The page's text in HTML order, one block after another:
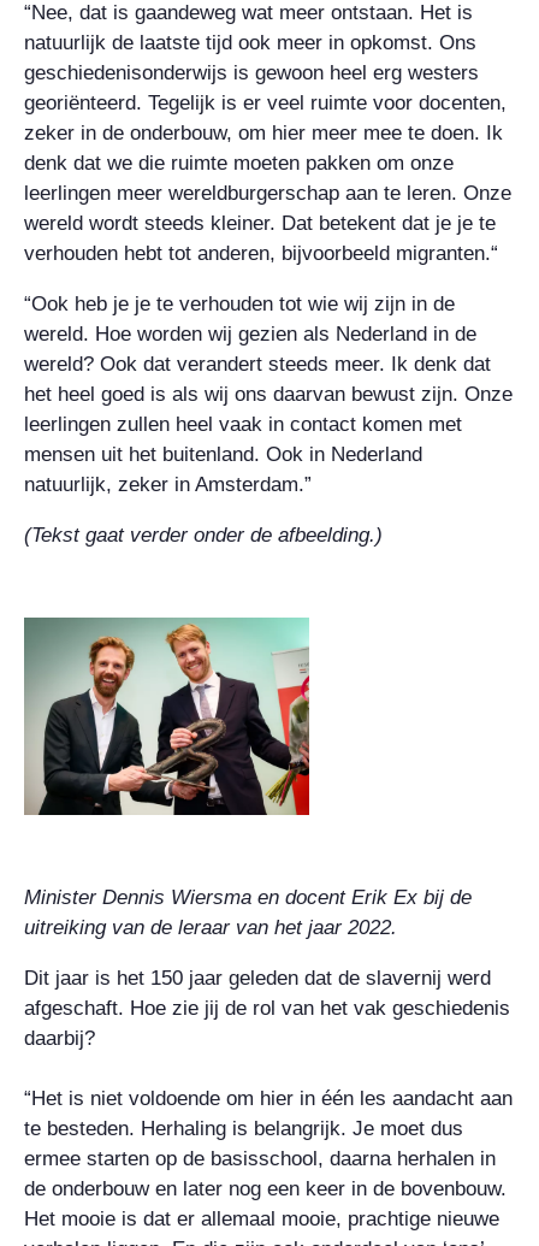
“Nee, dat is gaandeweg wat meer ontstaan. Het is
natuurlijk de laatste tijd ook meer in opkomst. Ons
geschiedenisonderwijs is gewoon heel erg westers
georiënteerd. Tegelijk is er veel ruimte voor docenten,
zeker in de onderbouw, om hier meer mee te doen. Ik
denk dat we die ruimte moeten pakken om onze
leerlingen meer wereldburgerschap aan te leren. Onze
wereld wordt steeds kleiner. Dat betekent dat je je te
verhouden hebt tot anderen, bijvoorbeeld migranten.“
“Ook heb je je te verhouden tot wie wij zijn in de
wereld. Hoe worden wij gezien als Nederland in de
wereld? Ook dat verandert steeds meer. Ik denk dat
het heel goed is als wij ons daarvan bewust zijn. Onze
leerlingen zullen heel vaak in contact komen met
mensen uit het buitenland. Ook in Nederland
natuurlijk, zeker in Amsterdam.”
(Tekst gaat verder onder de afbeelding.)
Minister Dennis Wiersma en docent Erik Ex bij de
uitreiking van de leraar van het jaar 2022.
Dit jaar is het 150 jaar geleden dat de slavernij werd
afgeschaft. Hoe zie jij de rol van het vak geschiedenis
daarbij?
“Het is niet voldoende om hier in één les aandacht aan
te besteden. Herhaling is belangrijk. Je moet dus
ermee starten op de basisschool, daarna herhalen in
de onderbouw en later nog een keer in de bovenbouw.
Het mooie is dat er allemaal mooie, prachtige nieuwe